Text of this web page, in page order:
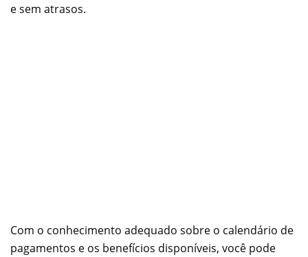
e sem atrasos.
Com o conhecimento adequado sobre o calendário de
pagamentos e os benefícios disponíveis, você pode